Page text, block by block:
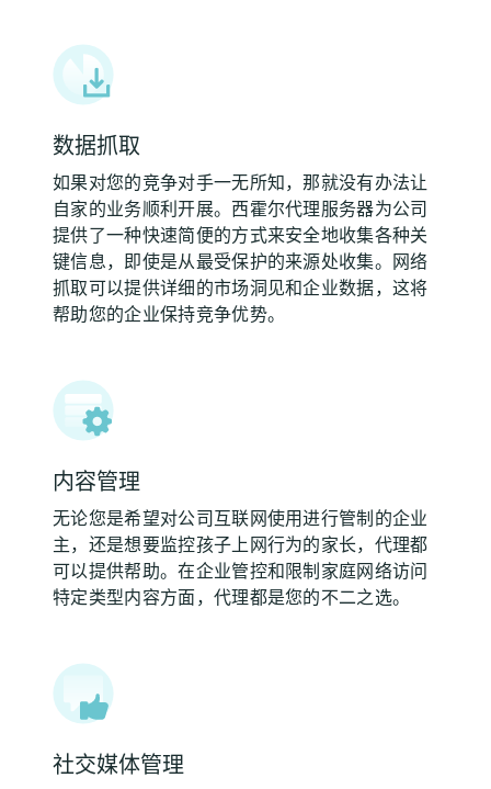
数据抓取
如果对您的竞争对手一无所知，那就没有办法让
自家的业务顺利开展。西霍尔代理服务器为公司
提供了一种快速简便的方式来安全地收集各种关
键信息，即使是从最受保护的来源处收集。网络
抓取可以提供详细的市场洞见和企业数据，这将
帮助您的企业保持竞争优势。
内容管理
无论您是希望对公司互联网使用进行管制的企业
主，还是想要监控孩子上网行为的家长，代理都
可以提供帮助。在企业管控和限制家庭网络访问
特定类型内容方面，代理都是您的不二之选。
社交媒体管理